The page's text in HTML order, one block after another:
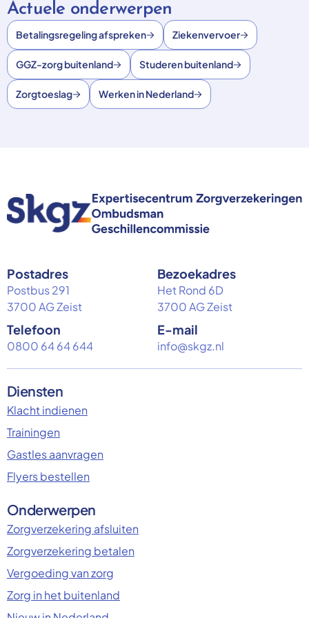
Actuele onderwerpen
Betalingsregeling afspreken Ziekenvervoer
GGZ-zorg buitenland Studeren buitenland
Zorgtoeslag Werken in Nederland
Postadres
Postbus 291
3700 AG Zeist
Bezoekadres
Het Rond 6D
3700 AG Zeist
Telefoon
0800 64 64 644
E-mail
info@skgz.nl
Diensten
Klacht indienen
Trainingen
Gastles aanvragen
Flyers bestellen
Onderwerpen
Zorgverzekering afsluiten
Zorgverzekering betalen
Vergoeding van zorg
Zorg in het buitenland